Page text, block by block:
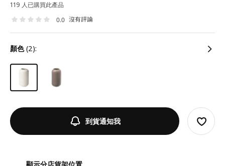
119 人已購買此產品
0.0 沒有評論
顏色(2):
到貨通知我